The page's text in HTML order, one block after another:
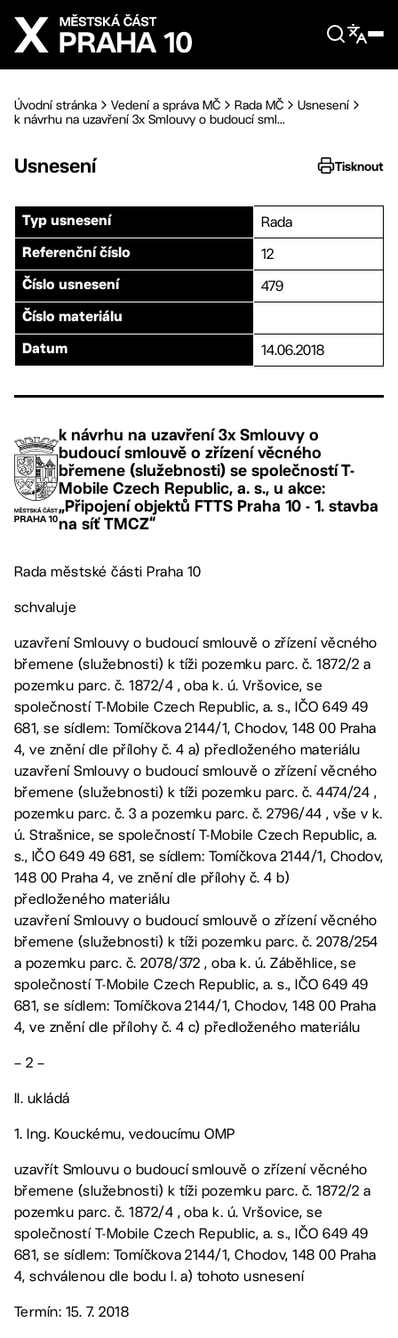
Přejít na hlavní obsah
Úvodní stránka Vedení a správa MČ Rada MČ
Usnesení
k návrhu na uzavření 3x Smlouvy o budoucí sml...
Usnesení Tisknout
Typ usnesení Rada
Referenční číslo 12
Číslo usnesení 479
Číslo materiálu
Datum 14.06.2018
k návrhu na uzavření 3x Smlouvy o
budoucí smlouvě o zřízení věcného
břemene (služebnosti) se společností T-
Mobile Czech Republic, a. s., u akce:
„Připojení objektů FTTS Praha 10 - 1. stavba
na síť TMCZ“
Rada městské části Praha 10
schvaluje
uzavření Smlouvy o budoucí smlouvě o zřízení věcného
břemene (služebnosti) k tíži pozemku parc. č. 1872/2 a
pozemku parc. č. 1872/4 , oba k. ú. Vršovice, se
společností T-Mobile Czech Republic, a. s., IČO 649 49
681, se sídlem: Tomíčkova 2144/1, Chodov, 148 00 Praha
4, ve znění dle přílohy č. 4 a) předloženého materiálu
uzavření Smlouvy o budoucí smlouvě o zřízení věcného
břemene (služebnosti) k tíži pozemku parc. č. 4474/24 ,
pozemku parc. č. 3 a pozemku parc. č. 2796/44 , vše v k.
ú. Strašnice, se společností T-Mobile Czech Republic, a.
s., IČO 649 49 681, se sídlem: Tomíčkova 2144/1, Chodov,
148 00 Praha 4, ve znění dle přílohy č. 4 b)
předloženého materiálu
uzavření Smlouvy o budoucí smlouvě o zřízení věcného
břemene (služebnosti) k tíži pozemku parc. č. 2078/254
a pozemku parc. č. 2078/372 , oba k. ú. Záběhlice, se
společností T-Mobile Czech Republic, a. s., IČO 649 49
681, se sídlem: Tomíčkova 2144/1, Chodov, 148 00 Praha
4, ve znění dle přílohy č. 4 c) předloženého materiálu
– 2 –
II. ukládá
1. Ing. Kouckému, vedoucímu OMP
uzavřít Smlouvu o budoucí smlouvě o zřízení věcného
břemene (služebnosti) k tíži pozemku parc. č. 1872/2 a
pozemku parc. č. 1872/4 , oba k. ú. Vršovice, se
společností T-Mobile Czech Republic, a. s., IČO 649 49
681, se sídlem: Tomíčkova 2144/1, Chodov, 148 00 Praha
4, schválenou dle bodu I. a) tohoto usnesení
Termín: 15. 7. 2018